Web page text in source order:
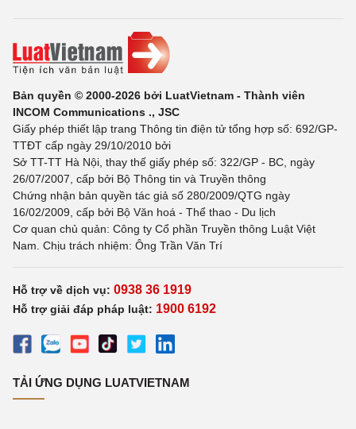
Bản quyền © 2000-2026 bởi LuatVietnam - Thành viên
INCOM Communications ., JSC
Giấy phép thiết lập trang Thông tin điện tử tổng hợp số: 692/GP-
TTĐT cấp ngày 29/10/2010 bởi
Sở TT-TT Hà Nội, thay thế giấy phép số: 322/GP - BC, ngày
26/07/2007, cấp bởi Bộ Thông tin và Truyền thông
Chứng nhận bản quyền tác giả số 280/2009/QTG ngày
16/02/2009, cấp bởi Bộ Văn hoá - Thể thao - Du lịch
Cơ quan chủ quản: Công ty Cổ phần Truyền thông Luật Việt
Nam. Chịu trách nhiệm: Ông Trần Văn Trí
Hỗ trợ về dịch vụ: 0938 36 1919
Hỗ trợ giải đáp pháp luật: 1900 6192
TẢI ỨNG DỤNG LUATVIETNAM